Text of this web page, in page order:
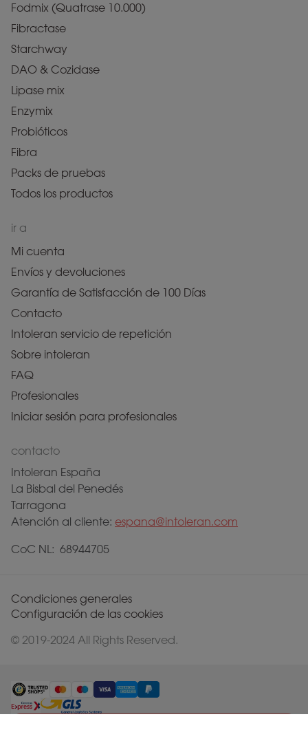
Fodmix (Quatrase 10.000)
Fibractase
Starchway
DAO & Cozidase
Lipase mix
Enzymix
Probióticos
Fibra
Packs de pruebas
Todos los productos
ir a
Mi cuenta
Envíos y devoluciones
Garantía de Satisfacción de 100 Días
Contacto
Intoleran servicio de repetición
Sobre intoleran
FAQ
Profesionales
Iniciar sesión para profesionales
contacto
Intoleran España
La Bisbal del Penedés
Tarragona
Atención al cliente: espana@intoleran.com
CoC NL: 68944705
© 2019-2024 All Rights Reserved.
Condiciones generales
Configuración de las cookies